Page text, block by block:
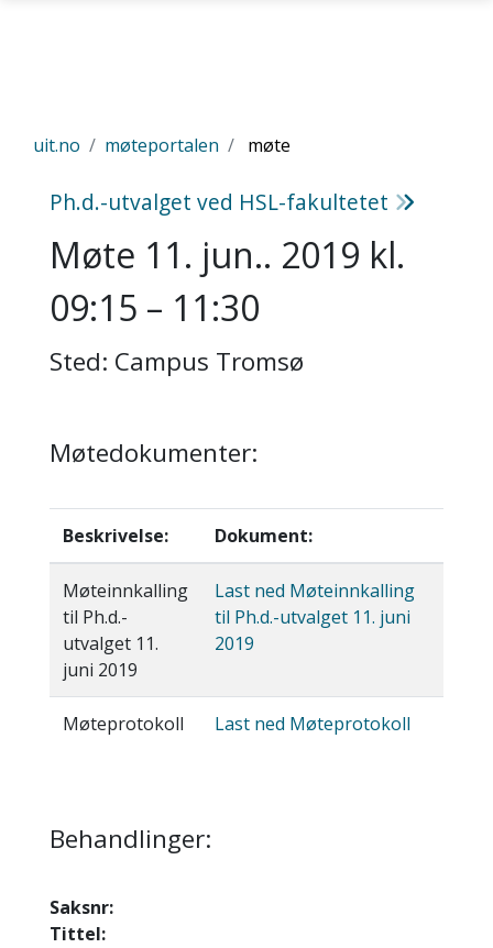
Gå til hovedinnhold
uit.no møteportalen møte
Ph.d.-utvalget ved HSL-fakultetet
Møte 11. jun.. 2019 kl.
09:15 – 11:30
Sted: Campus Tromsø
Møtedokumenter:
Beskrivelse: Dokument:
Møteinnkalling
til Ph.d.-
utvalget 11.
juni 2019
Last ned Møteinnkalling
til Ph.d.-utvalget 11. juni
2019
Møteprotokoll Last ned Møteprotokoll
Behandlinger:
Saksnr:
Tittel: